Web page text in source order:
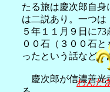
たる旅は慶次郎自
は二説あり。一つ
５年１１月９日に
００石（３００石
ったという話などが
慶次郎が信濃善光
わんだ